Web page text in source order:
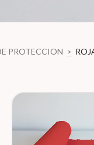
PROTECCION >